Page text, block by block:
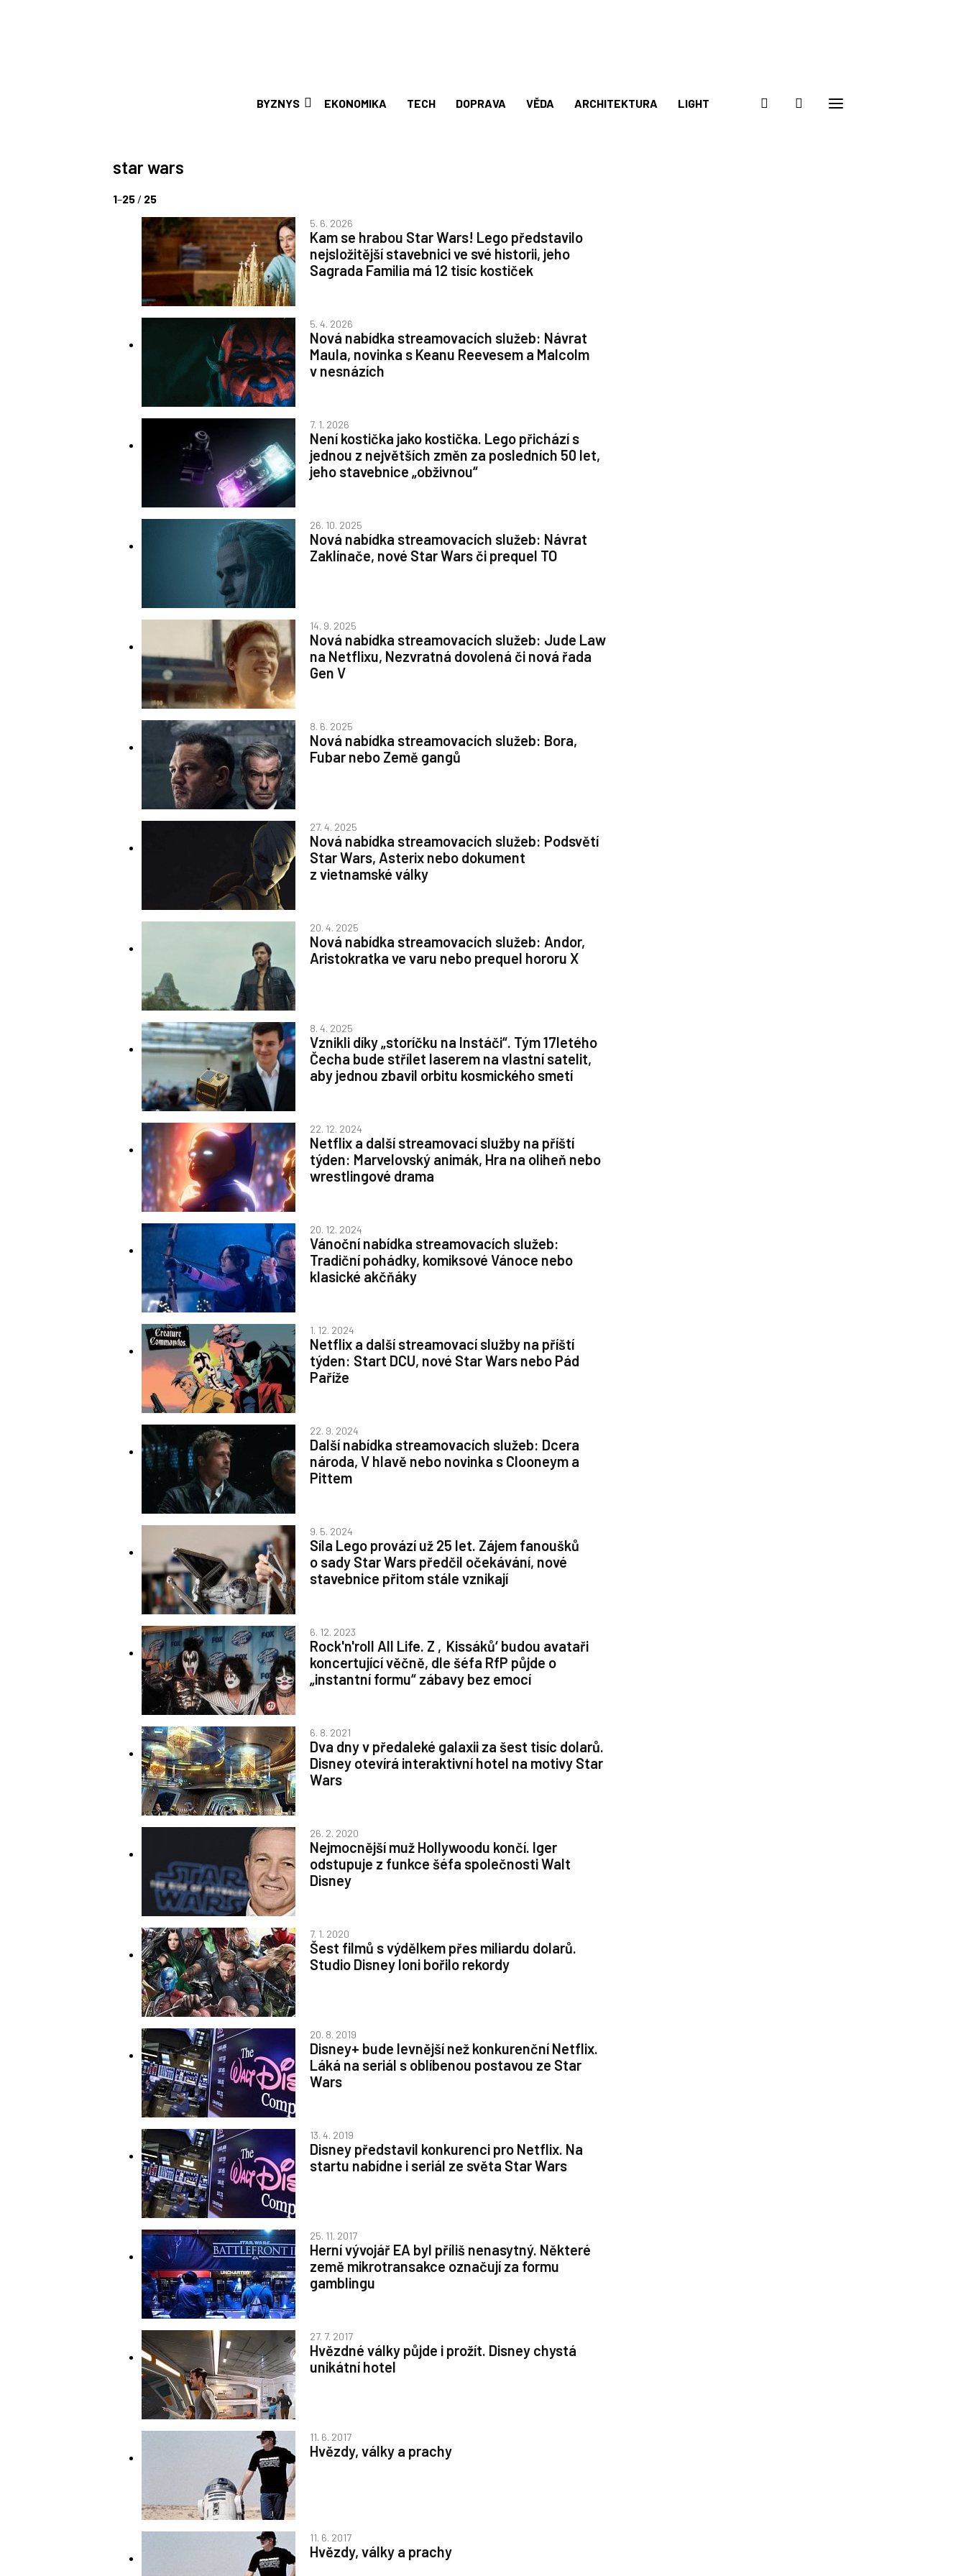
BYZNYS EKONOMIKA TECH DOPRAVA VĚDA ARCHITEKTURA LIGHT
star wars
1–25 / 25
5. 6. 2026
Kam se hrabou Star Wars! Lego představilo
nejsložitější stavebnici ve své historii, jeho
Sagrada Familia má 12 tisíc kostiček
5. 4. 2026
Nová nabídka streamovacích služeb: Návrat
Maula, novinka s Keanu Reevesem a Malcolm
v nesnázích
7. 1. 2026
Není kostička jako kostička. Lego přichází s
jednou z největších změn za posledních 50 let,
jeho stavebnice „obživnou“
26. 10. 2025
Nová nabídka streamovacích služeb: Návrat
Zaklínače, nové Star Wars či prequel TO
14. 9. 2025
Nová nabídka streamovacích služeb: Jude Law
na Netflixu, Nezvratná dovolená či nová řada
Gen V
8. 6. 2025
Nová nabídka streamovacích služeb: Bora,
Fubar nebo Země gangů
27. 4. 2025
Nová nabídka streamovacích služeb: Podsvětí
Star Wars, Asterix nebo dokument
z vietnamské války
20. 4. 2025
Nová nabídka streamovacích služeb: Andor,
Aristokratka ve varu nebo prequel hororu X
8. 4. 2025
Vznikli díky „storíčku na Instáči“. Tým 17letého
Čecha bude střílet laserem na vlastní satelit,
aby jednou zbavil orbitu kosmického smetí
22. 12. 2024
Netflix a další streamovací služby na příští
týden: Marvelovský animák, Hra na oliheň nebo
wrestlingové drama
20. 12. 2024
Vánoční nabídka streamovacích služeb:
Tradiční pohádky, komiksové Vánoce nebo
klasické akčňáky
1. 12. 2024
Netflix a další streamovací služby na příští
týden: Start DCU, nové Star Wars nebo Pád
Paříže
22. 9. 2024
Další nabídka streamovacích služeb: Dcera
národa, V hlavě nebo novinka s Clooneym a
Pittem
9. 5. 2024
Síla Lego provází už 25 let. Zájem fanoušků
o sady Star Wars předčil očekávání, nové
stavebnice přitom stále vznikají
6. 12. 2023
Rock'n'roll All Life. Z ‚Kissáků‘ budou avataři
koncertující věčně, dle šéfa RfP půjde o
„instantní formu“ zábavy bez emocí
6. 8. 2021
Dva dny v předaleké galaxii za šest tisíc dolarů.
Disney otevírá interaktivní hotel na motivy Star
Wars
26. 2. 2020
Nejmocnější muž Hollywoodu končí. Iger
odstupuje z funkce šéfa společnosti Walt
Disney
7. 1. 2020
Šest filmů s výdělkem přes miliardu dolarů.
Studio Disney loni bořilo rekordy
20. 8. 2019
Disney+ bude levnější než konkurenční Netflix.
Láká na seriál s oblíbenou postavou ze Star
Wars
13. 4. 2019
Disney představil konkurenci pro Netflix. Na
startu nabídne i seriál ze světa Star Wars
25. 11. 2017
Herní vývojář EA byl příliš nenasytný. Některé
země mikrotransakce označují za formu
gamblingu
27. 7. 2017
Hvězdné války půjde i prožít. Disney chystá
unikátní hotel
11. 6. 2017
Hvězdy, války a prachy
11. 6. 2017
Hvězdy, války a prachy